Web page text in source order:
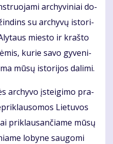
ar­chy­vi­niai do­
su ar­chy­vų is­to­ri­
mies­to ir kraš­to
ku­rie sa­vo gy­ve­ni­
mū­sų is­to­ri­jos da­li­mi.
ar­chy­vo įstei­gi­mo pra­
Lie­tu­vos
pri­klau­san­čia­me mū­sų
lo­by­ne sau­go­mi